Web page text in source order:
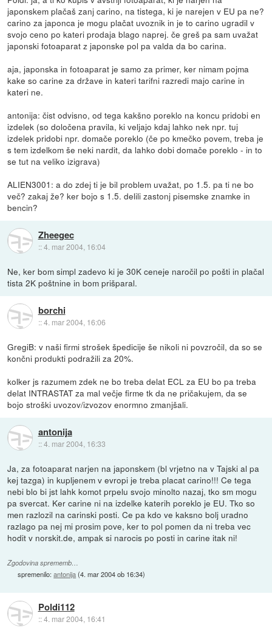
japonskem plačaš zanj carino, na tistega, ki je narejen v EU pa ne?
carino za japonca je mogu plačat uvoznik in je to carino ugradil v
svojo ceno po kateri prodaja blago naprej. če greš pa sam uvažat
japonski fotoaparat z japonske pol pa valda da bo carina.
aja, japonska in fotoaparat je samo za primer, ker nimam pojma
kake so carine za države in kateri tarifni razredi majo carine in
kateri ne.
antonija: čist odvisno, od tega kakšno poreklo na koncu pridobi en
izdelek (so določena pravila, ki veljajo kdaj lahko nek npr. tuj
izdelek pridobi npr. domače poreklo (če po kmečko povem, treba je
s tem izdelkom še neki nardit, da lahko dobi domače poreklo - in to
se tut na veliko izigrava)
ALIEN3001: a do zdej ti je bil problem uvažat, po 1.5. pa ti ne bo
več? zakaj že? ker bojo s 1.5. delili zastonj pisemske znamke in
bencin?
Zheegec
::4. mar 2004, 16:04
Ne, ker bom simpl zadevo ki je 30K ceneje naročil po pošti in plačal
tista 2K poštnine in bom prišparal.
borchi
::4. mar 2004, 16:06
GregiB: v naši firmi strošek špedicije še nikoli ni povzročil, da so se
končni produkti podražili za 20%.
kolker js razumem zdek ne bo treba delat ECL za EU bo pa treba
delat INTRASTAT za mal večje firme tk da ne pričakujem, da se
bojo stroški uvozov/izvozov enormno zmanjšali.
antonija
::4. mar 2004, 16:33
Ja, za fotoaparat narjen na japonskem (bl vrjetno na v Tajski al pa
kej tazga) in kupljenem v evropi je treba placat carino!!! Ce tega
nebi blo bi jst lahk komot prpelu svojo minolto nazaj, tko sm mogu
pa svercat. Ker carine ni na izdelke katerih poreklo je EU. Tko so
men razlozil na carinski posti. Ce pa kdo ve kaksno bolj uradno
razlago pa nej mi prosim pove, ker to pol pomen da ni treba vec
hodit v norskit.de, ampak si narocis po posti in carine itak ni!
Zgodovina sprememb…
spremenilo:antonija(4. mar 2004 ob 16:34)
Poldi112
::4. mar 2004, 16:41